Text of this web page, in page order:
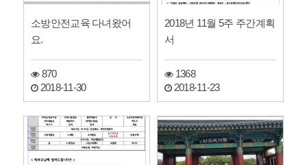
소방안전교육 다녀왔어
요.
870
2018-11-30
2018년 11월 5주 주간계획
서
1368
2018-11-23